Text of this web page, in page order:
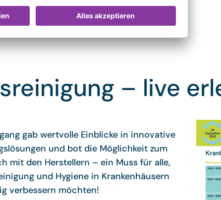
2025
– live
gab wertvolle Einblicke in innovative
und bot die Möglichkeit zum
mit den Herstellern – ein Muss für alle,
und Hygiene in Krankenhäusern
verbessern möchten!